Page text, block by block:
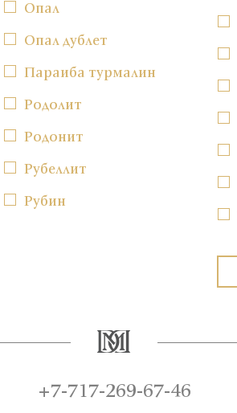
Опал
Опал дублет
Параиба турмалин
Родолит
Родонит
Рубеллит
Рубин
+7-717-269-67-46